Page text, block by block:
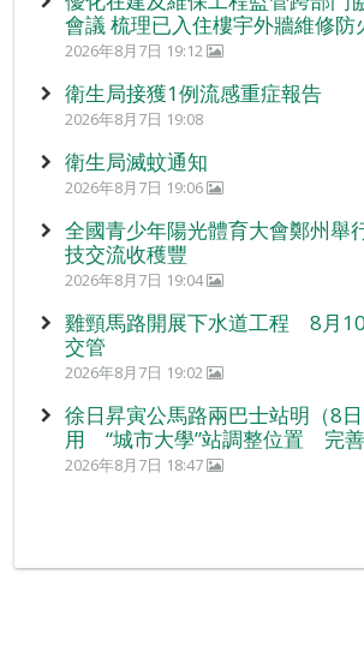
會議 梳理已入住樓宇外牆維修防
2026年8月7日 19:12
衛生局接獲1例流感重症報告
2026年8月7日 19:08
衛生局滅蚊通知
2026年8月7日 19:06
全國青少年陽光體育大會鄭州舉
技交流收穫豐
2026年8月7日 19:04
雞頸馬路開展下水道工程 8月
交管
2026年8月7日 19:02
徐日昇寅公馬路兩巴士站明（8
用 “城市大學”站調整位置 完
2026年8月7日 18:47